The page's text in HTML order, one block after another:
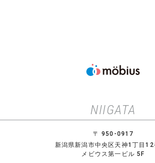
NIIGATA
〒 950-0917
新潟県新潟市中央区天神1丁目12
メビウス第一ビル 5F